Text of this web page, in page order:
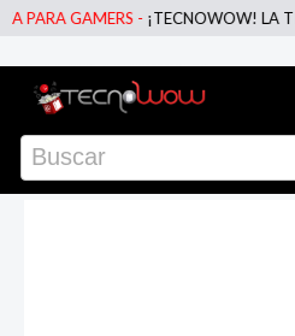
GAMERS -¡TECNOWOW! LA